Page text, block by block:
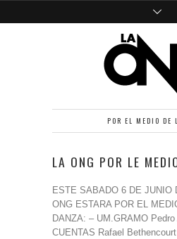
POR EL MEDIO DE
LA ONG POR LE
ESTE SABADO 6 DE JUNIO
ONG ESTARA POR EL
DANZA: – UM.GRAMO
CUENTAS Rafael